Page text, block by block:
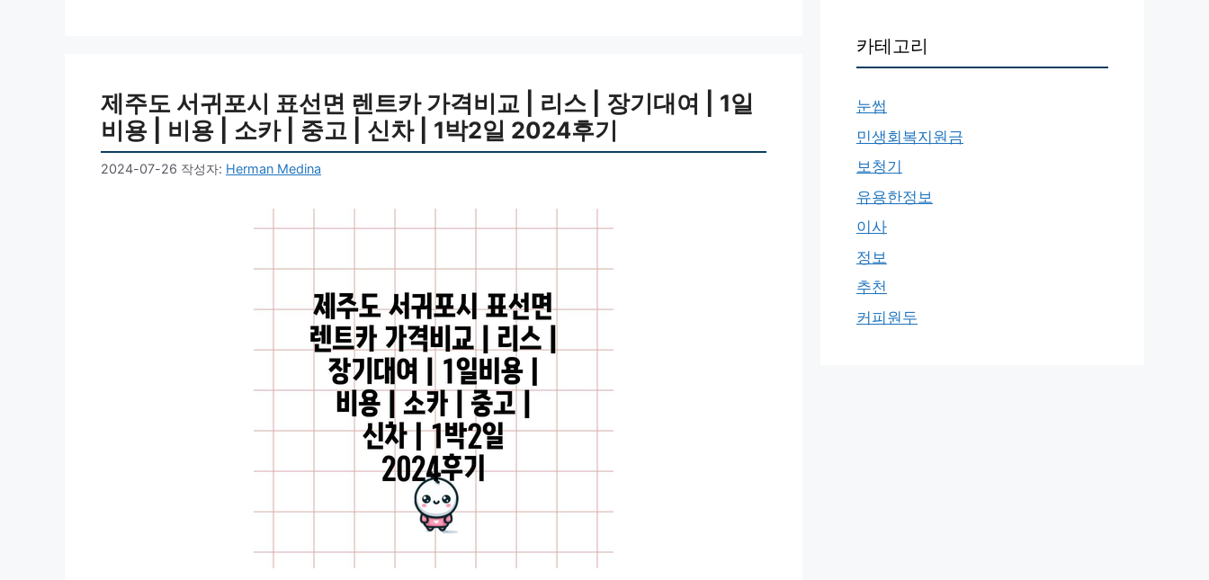
제주도 서귀포시 표선면 렌트카 가격비교 | 리스 | 장기대여 | 1일
비용 | 비용 | 소카 | 중고 | 신차 | 1박2일 2024후기
2024-07-26 작성자: Herman Medina
카테고리
눈썹
민생회복지원금
보청기
유용한정보
이사
정보
추천
커피원두